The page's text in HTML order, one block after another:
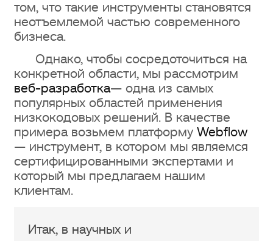
6. SEO-ограничения платформ без
кода
7. Скорость загрузки сайта
8. Невозможность реализации
сложных анимаций и уникальных
макетов
9. Трудности миграции проектов
Low-code — это не просто тренд, а
правила игры
том, что такие инструменты становятся
неотъемлемой частью современного
бизнеса.
Однако, чтобы сосредоточиться на
конкретной области, мы рассмотрим
веб-разработка— одна из самых
популярных областей применения
низкокодовых решений. В качестве
примера возьмем платформу Webflow
— инструмент, в котором мы являемся
сертифицированными экспертами и
который мы предлагаем нашим
клиентам.
Итак, в научных и